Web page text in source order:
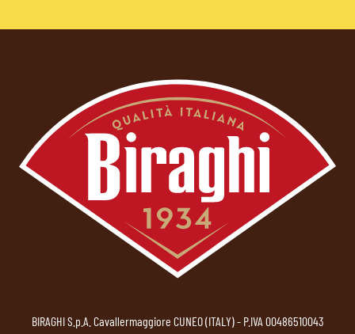
BIRAGHI S.p.A. Cavallermaggiore CUNEO (ITALY) - P.IVA 00486510043